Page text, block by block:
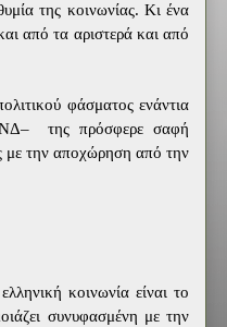
της κοινωνίας. Κι ένα
από τα αριστερά και από
φάσματος ενάντια
της πρόσφερε σαφή
με την αποχώρηση από την
κοινωνία είναι το
συνυφασμένη με την